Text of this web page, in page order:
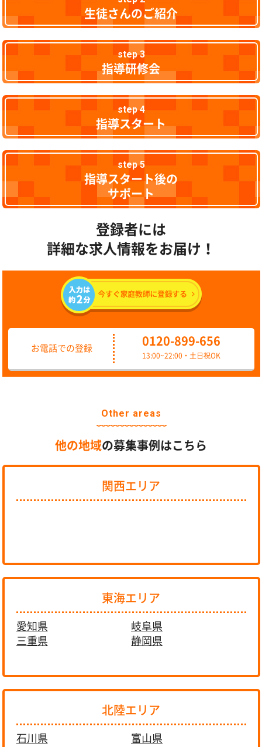
生徒さんのご紹介
step 3
指導研修会
step 4
指導スタート
step 5
指導スタート後の
サポート
登録者には
詳細な求人情報をお届け！
お電話での登録
0120-899-656
13:00~22:00・土日祝OK
Other areas
他の地域の募集事例はこちら
関西エリア
東海エリア
愛知県
岐阜県
三重県
静岡県
北陸エリア
石川県
富山県